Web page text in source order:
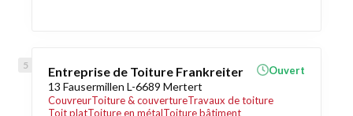
Entreprise de Toiture Frankreiter
13 Fausermillen L-6689 Mertert
CouvreurToiture & couvertureTravaux de toiture
Toit platToiture en métalToiture bâtiment
Ouvert